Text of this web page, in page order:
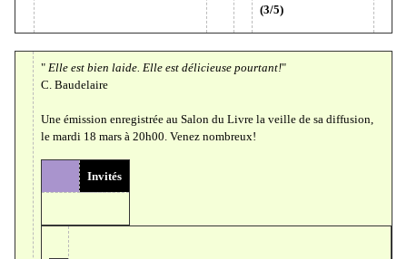
(3/5)
" Elle est bien laide. Elle est délicieuse pourtant!"
C. Baudelaire
Une émission enregistrée au Salon du Livre la veille de sa diffusion,
le mardi 18 mars à 20h00. Venez nombreux!
Invités